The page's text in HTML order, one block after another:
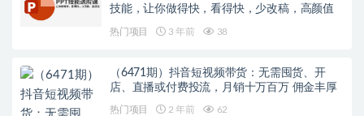
技能，让你做得快，看得快，少改稿，高颜值
热门项目 3 年前 38
（6471期）抖音短视频带货：无需囤货、开
店、直播或付费投流，月销十万百万 佣金丰厚
热门项目 2 年前 62